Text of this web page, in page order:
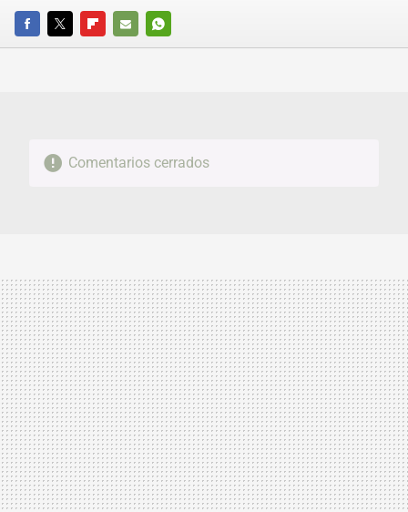
FACEBOOKTWITTERFLIPBOARD
E-
WHATSAPP
Comentarios cerrados